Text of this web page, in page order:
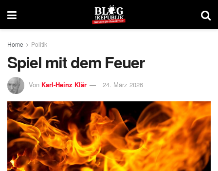
Home Politik
Spiel mit dem Feuer
Von Karl-Heinz Klär 24. März 2026